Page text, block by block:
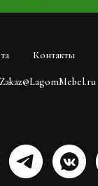
Контакты
Zakaz@LagomMebel.ru